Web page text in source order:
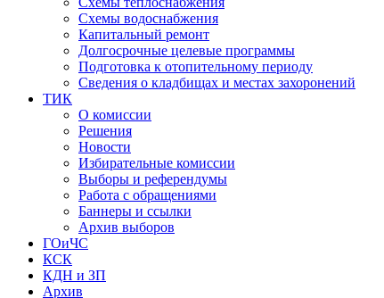
Схемы водоснабжения
Капитальный ремонт
Долгосрочные целевые программы
Подготовка к отопительному периоду
Сведения о кладбищах и местах захоронений
ТИК
О комиссии
Решения
Новости
Избирательные комиссии
Выборы и референдумы
Работа с обращениями
Баннеры и ссылки
Архив выборов
ГОиЧС
КСК
КДН и ЗП
Архив